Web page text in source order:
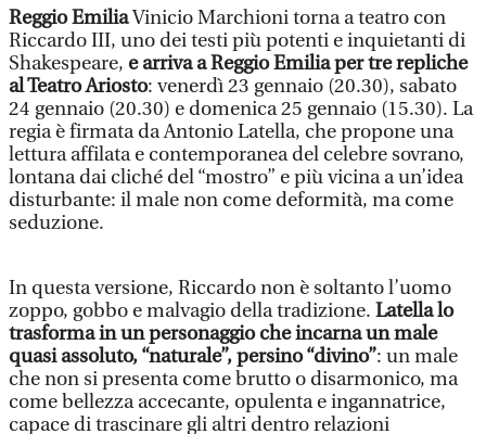
Reggio EmiliaVinicio Marchioni torna a teatro con
Riccardo III, uno dei testi più potenti e inquietanti di
Shakespeare, e arriva a Reggio Emilia per tre repliche
al Teatro Ariosto: venerdì 23 gennaio (20.30), sabato
24 gennaio (20.30) e domenica 25 gennaio (15.30). La
regia è firmata da Antonio Latella, che propone una
lettura affilata e contemporanea del celebre sovrano,
lontana dai cliché del “mostro” e più vicina a un’idea
disturbante: il male non come deformità, ma come
seduzione.
In questa versione, Riccardo non è soltanto l’uomo
zoppo, gobbo e malvagio della tradizione. Latella lo
trasforma in un personaggio che incarna un male
quasi assoluto, “naturale”, persino “divino”: un male
che non si presenta come brutto o disarmonico, ma
come bellezza accecante, opulenta e ingannatrice,
capace di trascinare gli altri dentro relazioni